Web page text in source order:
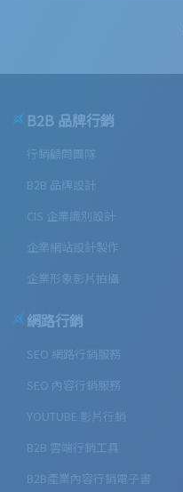
B2B 品牌行銷
行銷顧問團隊
B2B 品牌設計
CIS 企業識別設計
企業網站設計製作
企業形象影片拍攝
網路行銷
SEO 網路行銷服務
SEO 內容行銷服務
YOUTUBE 影片行銷
B2B 雲端行銷工具
B2B產業內容行銷電子書